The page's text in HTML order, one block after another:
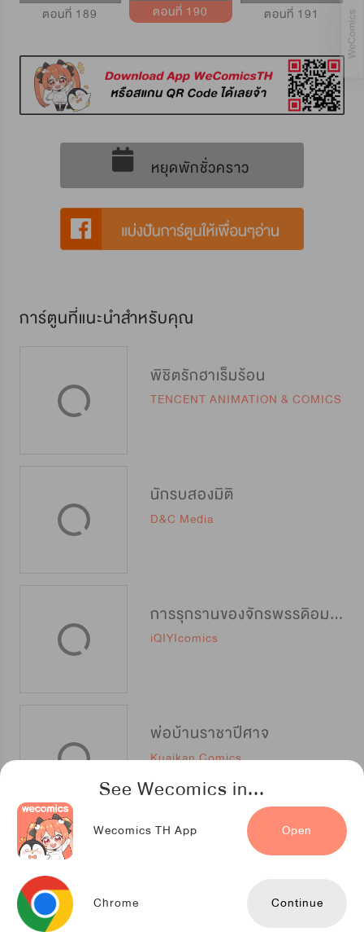
See Wecomics in...
Wecomics TH App Open
Chrome Continue
ตอนที่ 189 ตอนที่ 190 ตอนที่ 191
หยุดพักชั่วคราว
การ์ตูนที่แนะนำสำหรับคุณ
พิชิตรักฮาเร็มร้อน
TENCENT ANIMATION & COMICS
นักรบสองมิติ
D&C Media
การรุกรานของจักรพรรดิอมตะ
iQIYIcomics
พ่อบ้านราชาปีศาจ
Kuaikan Comics
ระบบคลั่งจักรพรรดิเทพ